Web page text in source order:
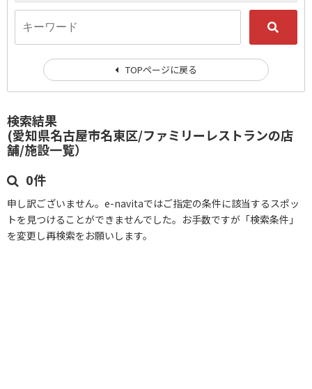
検索結果
(愛知県名古屋市名東区/ファミリーレストランの店
舗/施設一覧）
0件
申し訳ございません。e-navitaではご指定の条件に該当するスポッ
トを見つけることができませんでした。お手数ですが「検索条件」
を変更し再検索をお願いします。
TOPページに戻る